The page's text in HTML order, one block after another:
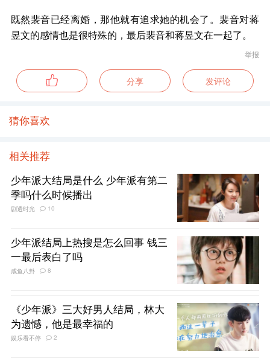
既然裴音已经离婚，那他就有追求她的机会了。裴音对蒋
昱文的感情也是很特殊的，最后裴音和蒋昱文在一起了。
举报
分享 发评论
猜你喜欢
相关推荐
少年派大结局是什么 少年派有第二
季吗什么时候播出
剧透时光 10
少年派结局上热搜是怎么回事 钱三
一最后表白了吗
咸鱼八卦 8
《少年派》三大好男人结局，林大
为遗憾，他是最幸福的
娱乐看不停 2